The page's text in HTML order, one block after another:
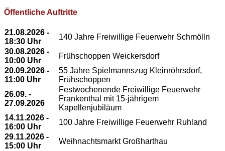
Öffentliche Auftritte
21.08.2026 -
18:30 Uhr
140 Jahre Freiwillige Feuerwehr Schmölln
30.08.2026 -
10:00 Uhr
Frühschoppen Weickersdorf
20.09.2026 -
11:00 Uhr
55 Jahre Spielmannszug Kleinröhrsdorf,
Frühschoppen
26.09. -
27.09.2026
Festwochenende Freiwillige Feuerwehr
Frankenthal mit 15-jährigem
Kapellenjubiläum
14.11.2026 -
16:00 Uhr
100 Jahre Freiwillige Feuerwehr Ruhland
29.11.2026 -
15:00 Uhr
Weihnachtsmarkt Großharthau